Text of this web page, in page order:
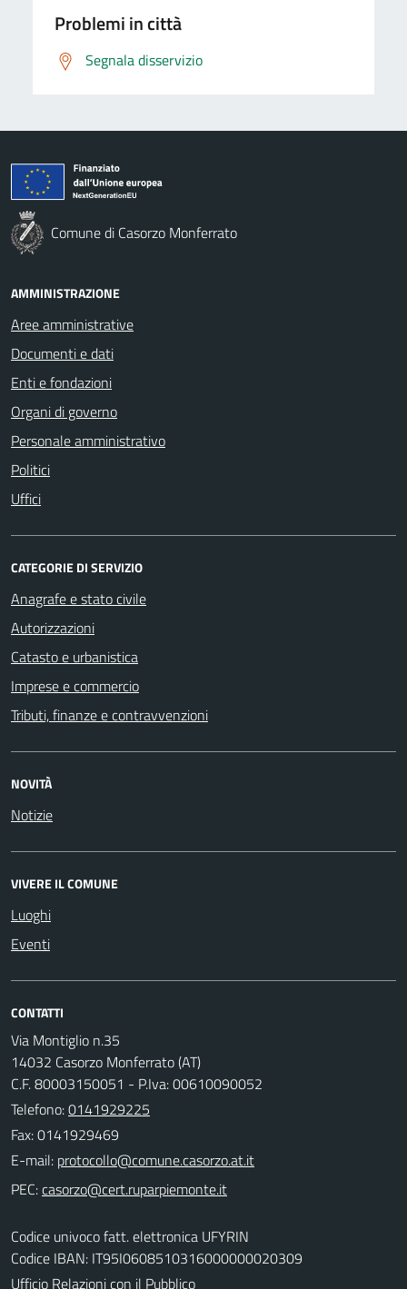
Problemi in città
Segnala disservizio
Comune di Casorzo Monferrato
AMMINISTRAZIONE
Aree amministrative
Documenti e dati
Enti e fondazioni
Organi di governo
Personale amministrativo
Politici
Uffici
CATEGORIE DI SERVIZIO
Anagrafe e stato civile
Autorizzazioni
Catasto e urbanistica
Imprese e commercio
Tributi, finanze e contravvenzioni
NOVITÀ
Notizie
VIVERE IL COMUNE
Luoghi
Eventi
CONTATTI
Via Montiglio n.35
14032 Casorzo Monferrato (AT)
C.F. 80003150051 - P.Iva: 00610090052
Telefono:0141929225
Fax: 0141929469
E-mail:
PEC:
Codice univoco fatt. elettronica UFYRIN
Codice IBAN: IT95I0608510316000000020309
Ufficio Relazioni con il Pubblico